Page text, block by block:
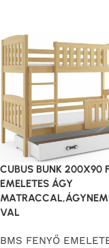
CUBUS BUNK 200X90
EMELETES ÁGY
VAL
BMS FENYŐ